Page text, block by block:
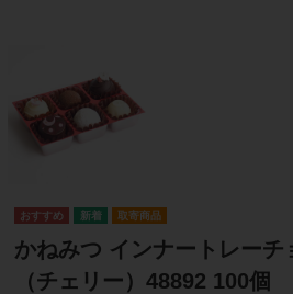
取寄商品
かねみつ インナートレーチ
（チェリー）48892 100個